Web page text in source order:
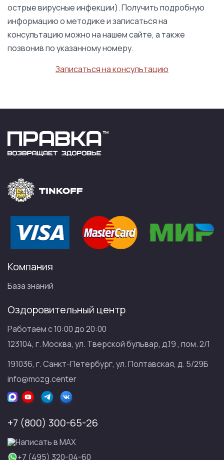
острые вирусные инфекции). Получить подробную
информацию о методике и записаться на
консультацию можно на нашем сайте, а также
позвонив по указанному номеру.
Записаться на консультацию
Компания
База знаний
Оздоровительный центр
Работаем с 10:00 до 20:00
123104, г. Москва, ул. Тверской бульвар, д.19 , пом. 2/1
191036, г. Санкт-Петербург, ул. Полтавская, д. 5/29Б
info@mozg.center
+7 (800) 300-65-26
Написать в МАХ
+7 (495) 320-04-60